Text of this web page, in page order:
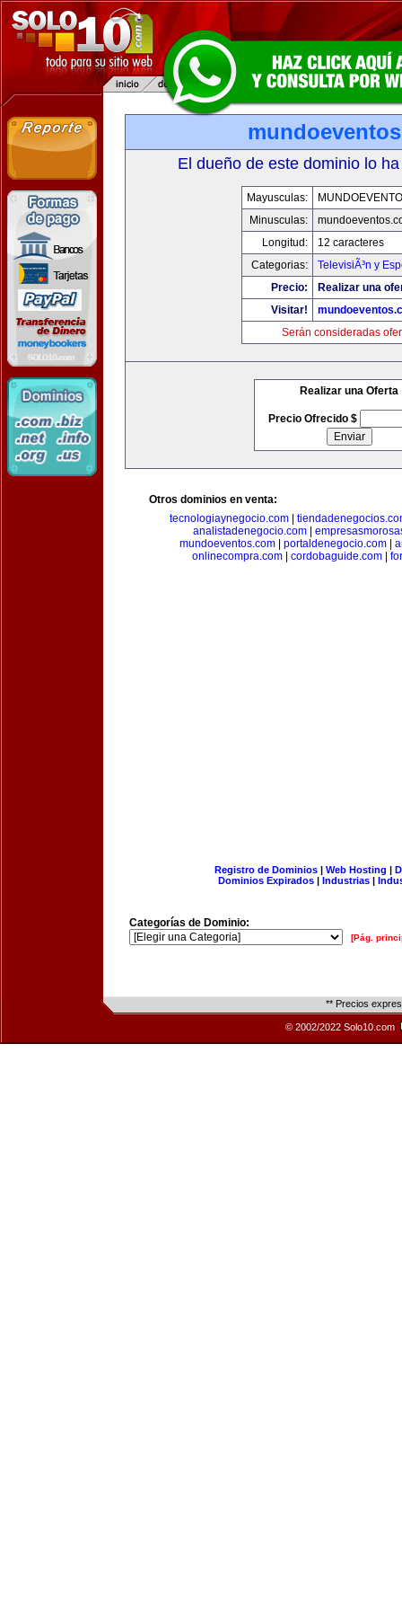
El dueño de este dominio lo
Mayusculas:
Minusculas:
Longitud:
12 caracteres
Categorias:
TelevisiÃ³n y
Precio:
Realizar una
Visitar!
Serán consideradas
Realizar una Oferta
Precio Ofrecido $
Otros dominios en venta:
tecnologiaynegocio.com
analistadenegocio.com
mundoeventos.com| portaldenegocio.com|
onlinecompra.com| cordobaguide.com|
Registro de Dominios| Web Hosting |
Dominios Expirados | Industrias |
Categorías de Dominio:
[Pág.
** Precios
© 2002/2022 Solo10.com